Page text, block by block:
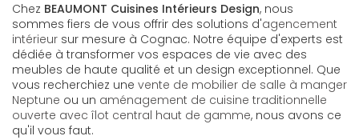
Chez BEAUMONT Cuisines Intérieurs Design, nous
sommes fiers de vous offrir des solutions d'agencement
intérieur sur mesure à Cognac. Notre équipe d'experts est
dédiée à transformer vos espaces de vie avec des
meubles de haute qualité et un design exceptionnel. Que
vous recherchiez une vente de mobilier de salle à manger
Neptune ou un aménagement de cuisine traditionnelle
ouverte avec îlot central haut de gamme, nous avons ce
qu'il vous faut.